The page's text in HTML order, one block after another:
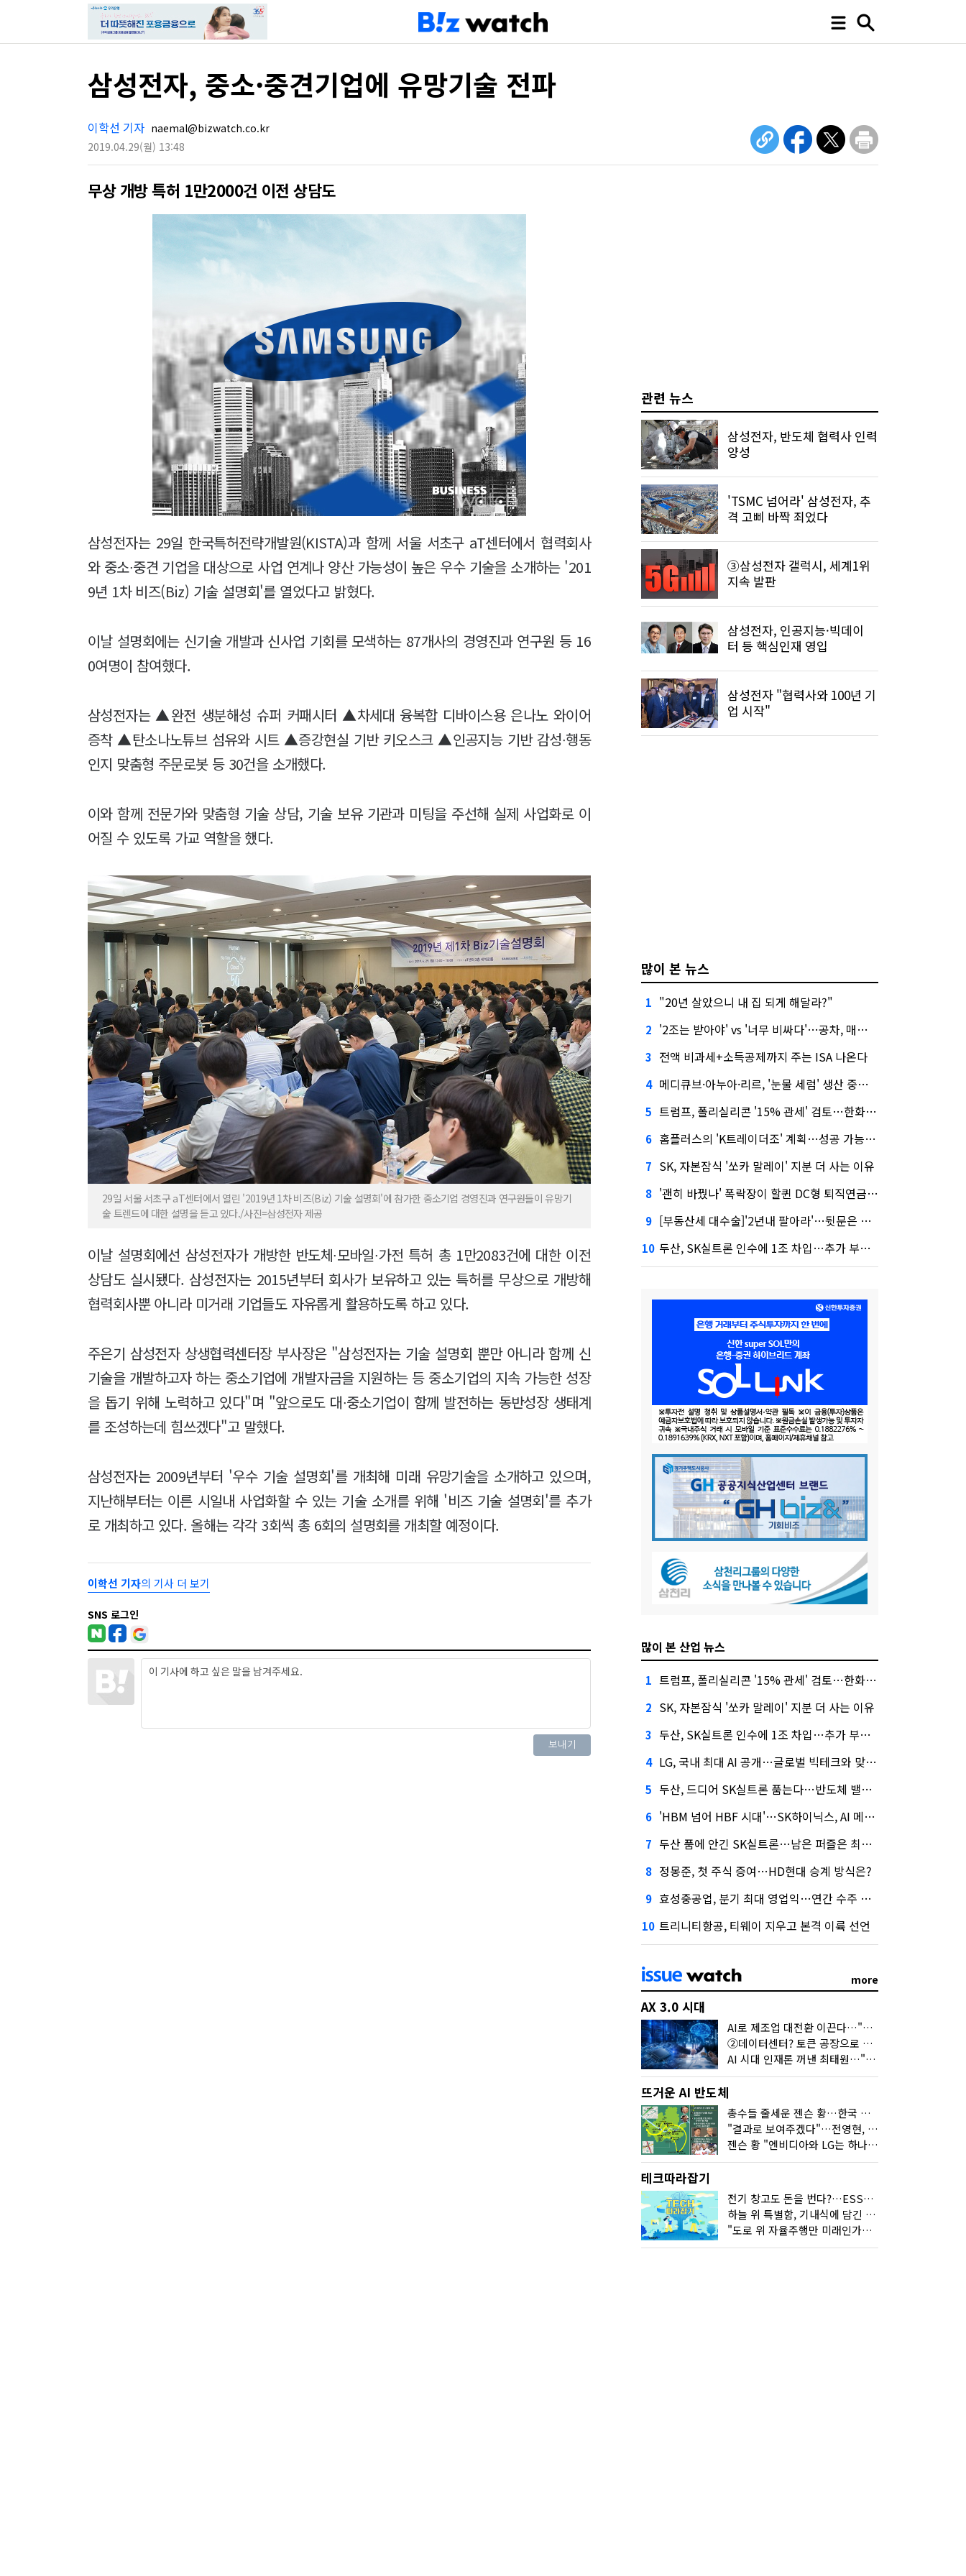
삼성전자, 중소·중견기업에 유망기술 전파
이학선 기자 naemal@bizwatch.co.kr
2019.04.29(월) 13:48
무상 개방 특허 1만2000건 이전 상담도
삼성전자는 29일 한국특허전략개발원(KISTA)과 함께 서울 서초구 aT센터에서 협력회사
와 중소∙중견 기업을 대상으로 사업 연계나 양산 가능성이 높은 우수 기술을 소개하는 '201
9년 1차 비즈(Biz) 기술 설명회'를 열었다고 밝혔다.
이날 설명회에는 신기술 개발과 신사업 기회를 모색하는 87개사의 경영진과 연구원 등 16
0여명이 참여했다.
삼성전자는 ▲완전 생분해성 슈퍼 커패시터 ▲차세대 융복합 디바이스용 은나노 와이어
증착 ▲탄소나노튜브 섬유와 시트 ▲증강현실 기반 키오스크 ▲인공지능 기반 감성∙행동
인지 맞춤형 주문로봇 등 30건을 소개했다.
이와 함께 전문가와 맞춤형 기술 상담, 기술 보유 기관과 미팅을 주선해 실제 사업화로 이
어질 수 있도록 가교 역할을 했다.
29일 서울 서초구 aT센터에서 열린 '2019년 1차 비즈(Biz) 기술 설명회'에 참가한 중소기업 경영진과 연구원들이 유망기
술 트렌드에 대한 설명을 듣고 있다./사진=삼성전자 제공
이날 설명회에선 삼성전자가 개방한 반도체∙모바일∙가전 특허 총 1만2083건에 대한 이전
상담도 실시됐다. 삼성전자는 2015년부터 회사가 보유하고 있는 특허를 무상으로 개방해
협력회사뿐 아니라 미거래 기업들도 자유롭게 활용하도록 하고 있다.
주은기 삼성전자 상생협력센터장 부사장은 "삼성전자는 기술 설명회 뿐만 아니라 함께 신
기술을 개발하고자 하는 중소기업에 개발자금을 지원하는 등 중소기업의 지속 가능한 성장
을 돕기 위해 노력하고 있다"며 "앞으로도 대∙중소기업이 함께 발전하는 동반성장 생태계
를 조성하는데 힘쓰겠다"고 말했다.
삼성전자는 2009년부터 '우수 기술 설명회'를 개최해 미래 유망기술을 소개하고 있으며,
지난해부터는 이른 시일내 사업화할 수 있는 기술 소개를 위해 '비즈 기술 설명회'를 추가
로 개최하고 있다. 올해는 각각 3회씩 총 6회의 설명회를 개최할 예정이다.
이학선 기자의 기사 더 보기
SNS 로그인
관련 뉴스
삼성전자, 반도체 협력사 인력
양성
'TSMC 넘어라' 삼성전자, 추
격 고삐 바짝 죄었다
③삼성전자 갤럭시, 세계1위
지속 발판
삼성전자, 인공지능·빅데이
터 등 핵심인재 영입
삼성전자 "협력사와 100년 기
업 시작"
많이 본 뉴스
1 "20년 살았으니 내 집 되게 해달라?"
2 '2조는 받아야' vs '너무 비싸다'…공차, 매각 성공할까
3 전액 비과세+소득공제까지 주는 ISA 나온다
4 메디큐브·아누아·리르, '눈물 세럼' 생산 중단한다
5 트럼프, 폴리실리콘 '15% 관세' 검토…한화큐셀·OCI 영향은?
6 홈플러스의 'K트레이더조' 계획…성공 가능성은 '글쎄'
7 SK, 자본잠식 '쏘카 말레이' 지분 더 사는 이유
8 '괜히 바꿨나' 폭락장이 할퀸 DC형 퇴직연금…전문가 조언은
9 [부동산세 대수술]'2년내 팔아라'…뒷문은 열었다
10 두산, SK실트론 인수에 1조 차입…추가 부담은?
많이 본 산업 뉴스
1 트럼프, 폴리실리콘 '15% 관세' 검토…한화큐셀·OCI 영향은?
2 SK, 자본잠식 '쏘카 말레이' 지분 더 사는 이유
3 두산, SK실트론 인수에 1조 차입…추가 부담은?
4 LG, 국내 최대 AI 공개…글로벌 빅테크와 맞붙는다
5 두산, 드디어 SK실트론 품는다…반도체 밸류체인 위상 강화
6 'HBM 넘어 HBF 시대'…SK하이닉스, AI 메모리 표준 선점 나섰다
7 두산 품에 안긴 SK실트론…남은 퍼즐은 최태원 지분 29.4%
8 정몽준, 첫 주식 증여…HD현대 승계 방식은?
9 효성중공업, 분기 최대 영업익…연간 수주 목표 12조로
10 트리니티항공, 티웨이 지우고 본격 이륙 선언
more
AX 3.0 시대
AI로 제조업 대전환 이끈다…"2030년까지 민관합동 20조 투자"
②데이터센터? 토큰 공장으로 변신
AI 시대 인재론 꺼낸 최태원…"협업이 경쟁력"
뜨거운 AI 반도체
총수들 줄세운 젠슨 황…한국 산업계 새판 짰다
"결과로 보여주겠다"…전영현, 젠슨 황과 HBM5 논의
젠슨 황 "엔비디아와 LG는 하나의 거대한 팀"
테크따라잡기
전기 창고도 돈을 번다?…ESS의 '두뇌' EMO가 뭐길래
하늘 위 특별함, 기내식에 담긴 기술의 세계
"도로 위 자율주행만 미래인가요"…진흙탕서 길 내는 HD현대 AI 기술